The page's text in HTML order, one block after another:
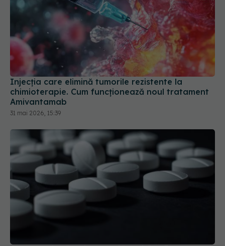
Injecția care elimină tumorile rezistente la
chimioterapie. Cum funcționează noul tratament
Amivantamab
31 mai 2026, 15:39
Aspirina zilnică, sub semnul întrebării. Risc crescut
de deces prin cancer